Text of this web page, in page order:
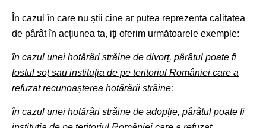
În cazul în care nu știi cine ar putea reprezenta calitatea
de pârât în acțiunea ta, iți oferim următoarele exemple:
în cazul unei hotărâri străine de divorț, pârâtul poate fi
fostul soț sau instituția de pe teritoriul României care a
refuzat recunoașterea hotărârii străine;
în cazul unei hotărâri străine de adopție, pârâtul poate fi